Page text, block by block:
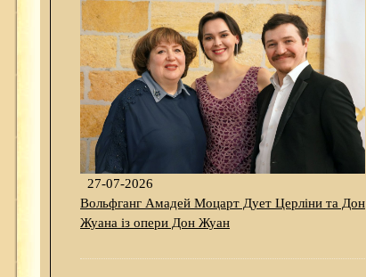
27-07-2026
Вольфганг Амадей Моцарт Дует Церліни та Дон
Жуана із опери Дон Жуан